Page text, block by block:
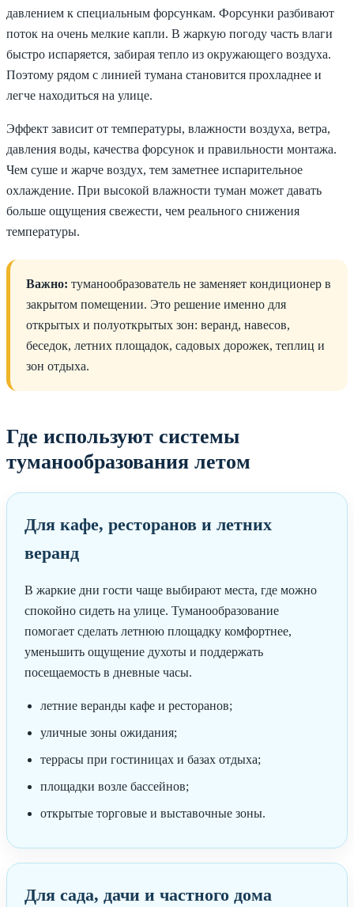
давлением к специальным форсункам. Форсунки разбивают
поток на очень мелкие капли. В жаркую погоду часть влаги
быстро испаряется, забирая тепло из окружающего воздуха.
Поэтому рядом с линией тумана становится прохладнее и
легче находиться на улице.
Эффект зависит от температуры, влажности воздуха, ветра,
давления воды, качества форсунок и правильности монтажа.
Чем суше и жарче воздух, тем заметнее испарительное
охлаждение. При высокой влажности туман может давать
больше ощущения свежести, чем реального снижения
температуры.
Важно: туманообразователь не заменяет кондиционер в
закрытом помещении. Это решение именно для
открытых и полуоткрытых зон: веранд, навесов,
беседок, летних площадок, садовых дорожек, теплиц и
зон отдыха.
Где используют системы
туманообразования летом
Для кафе, ресторанов и летних
веранд
В жаркие дни гости чаще выбирают места, где можно
спокойно сидеть на улице. Туманообразование
помогает сделать летнюю площадку комфортнее,
уменьшить ощущение духоты и поддержать
посещаемость в дневные часы.
летние веранды кафе и ресторанов;
уличные зоны ожидания;
террасы при гостиницах и базах отдыха;
площадки возле бассейнов;
открытые торговые и выставочные зоны.
Для сада, дачи и частного дома